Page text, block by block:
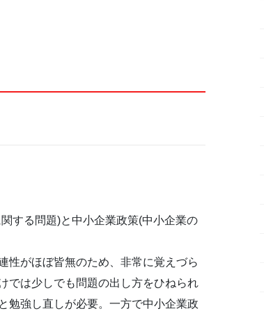
する問題)と中小企業政策(中小企業の
性がほぼ皆無のため、非常に覚えづら
では少しでも問題の出し方をひねられ
勉強し直しが必要。一方で中小企業政